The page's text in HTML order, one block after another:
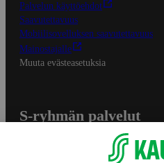
Palvelun käyttöehdot
Saavutettavuus
Mobiilisovelluksen saavutettavuus
Mainostajalle
Muuta evästeasetuksia
S-ryhmän palvelut